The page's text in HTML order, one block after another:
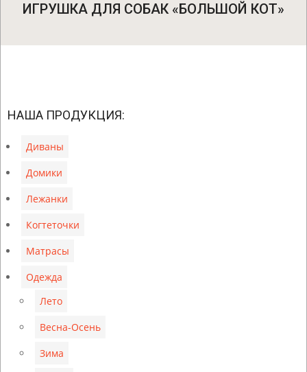
ИГРУШКА ДЛЯ СОБАК «БОЛЬШОЙ КОТ»
05-
НАША ПРОДУКЦИЯ:
Диваны
Домики
Лежанки
Когтеточки
Матрасы
Одежда
Лето
Весна-Осень
Зима